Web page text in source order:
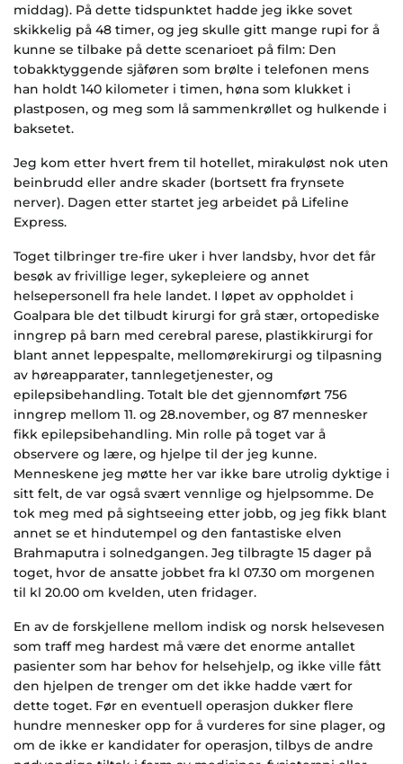
middag). På dette tidspunktet hadde jeg ikke sovet
skikkelig på 48 timer, og jeg skulle gitt mange rupi for å
kunne se tilbake på dette scenarioet på film: Den
tobakktyggende sjåføren som brølte i telefonen mens
han holdt 140 kilometer i timen, høna som klukket i
plastposen, og meg som lå sammenkrøllet og hulkende i
baksetet.
Jeg kom etter hvert frem til hotellet, mirakuløst nok uten
beinbrudd eller andre skader (bortsett fra frynsete
nerver). Dagen etter startet jeg arbeidet på Lifeline
Express.
Toget tilbringer tre-fire uker i hver landsby, hvor det får
besøk av frivillige leger, sykepleiere og annet
helsepersonell fra hele landet. I løpet av oppholdet i
Goalpara ble det tilbudt kirurgi for grå stær, ortopediske
inngrep på barn med cerebral parese, plastikkirurgi for
blant annet leppespalte, mellomørekirurgi og tilpasning
av høreapparater, tannlegetjenester, og
epilepsibehandling. Totalt ble det gjennomført 756
inngrep mellom 11. og 28.november, og 87 mennesker
fikk epilepsibehandling. Min rolle på toget var å
observere og lære, og hjelpe til der jeg kunne.
Menneskene jeg møtte her var ikke bare utrolig dyktige i
sitt felt, de var også svært vennlige og hjelpsomme. De
tok meg med på sightseeing etter jobb, og jeg fikk blant
annet se et hindutempel og den fantastiske elven
Brahmaputra i solnedgangen. Jeg tilbragte 15 dager på
toget, hvor de ansatte jobbet fra kl 07.30 om morgenen
til kl 20.00 om kvelden, uten fridager.
En av de forskjellene mellom indisk og norsk helsevesen
som traff meg hardest må være det enorme antallet
pasienter som har behov for helsehjelp, og ikke ville fått
den hjelpen de trenger om det ikke hadde vært for
dette toget. Før en eventuell operasjon dukker flere
hundre mennesker opp for å vurderes for sine plager, og
om de ikke er kandidater for operasjon, tilbys de andre